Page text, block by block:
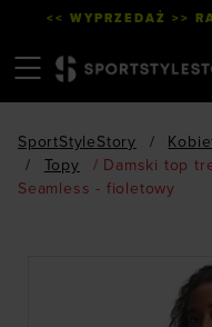
<< WYPRZEDAŻ >>
SportStyleStory /
/
Topy / Damski top
Seamless - fioletowy